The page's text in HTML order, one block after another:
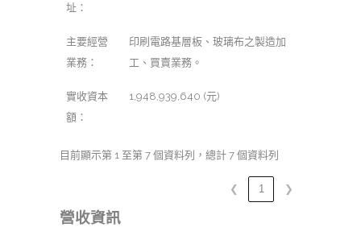
址：
主要經營
業務：
印刷電路基層板、玻璃布之製造加
工、買賣業務。
實收資本
額：
1,948,939,640 (元)
目前顯示第 1 至第 7 個資料列，總計 7 個資料列
❮ 1 ❯
營收資訊